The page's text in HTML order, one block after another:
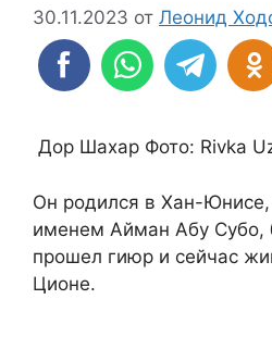
30.11.2023 от Леонид
Дор Шахар Фото: Rivka
Он родился в Хан-Юнисе,
именем Айман Абу Субо,
прошел гиюр и сейчас
Ционе.